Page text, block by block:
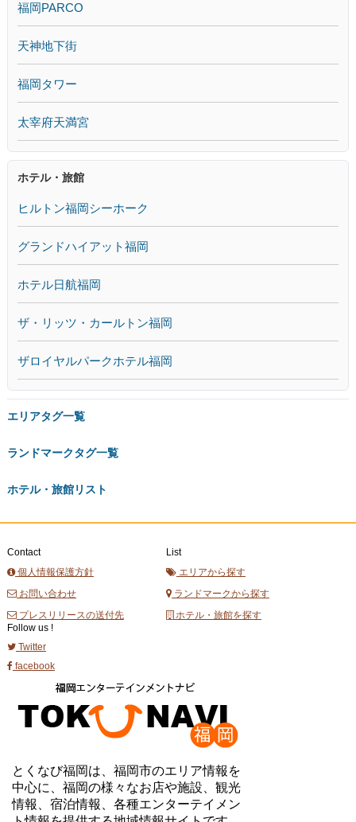
福岡PARCO
天神地下街
福岡タワー
太宰府天満宮
ホテル・旅館
ヒルトン福岡シーホーク
グランドハイアット福岡
ホテル日航福岡
ザ・リッツ・カールトン福岡
ザロイヤルパークホテル福岡
エリアタグ一覧
ランドマークタグ一覧
ホテル・旅館リスト
Contact
個人情報保護方針
お問い合わせ
プレスリリースの送付先
List
エリアから探す
ランドマークから探す
ホテル・旅館を探す
Follow us !
Twitter
facebook
とくなび福岡は、福岡市のエリア情報を
中心に、福岡の様々なお店や施設、観光
情報、宿泊情報、各種エンターテイメン